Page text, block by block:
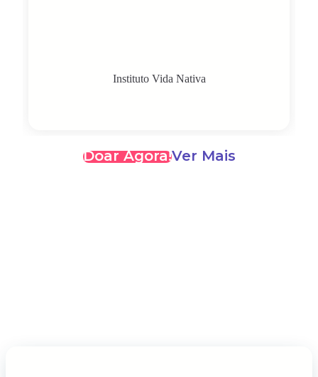
Instituto Vida Nativa
Doar Agora!Ver Mais